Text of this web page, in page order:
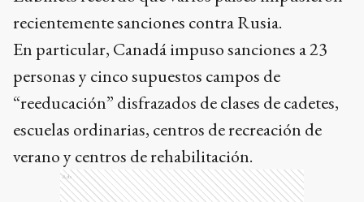
recientemente sanciones contra Rusia.
En particular, Canadá impuso sanciones a 23
personas y cinco supuestos campos de
“reeducación” disfrazados de clases de cadetes,
escuelas ordinarias, centros de recreación de
verano y centros de rehabilitación.
Ads